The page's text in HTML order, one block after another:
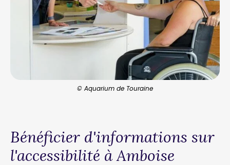
© Aquarium de Touraine
Bénéficier d'informations sur
l'accessibilité à Amboise